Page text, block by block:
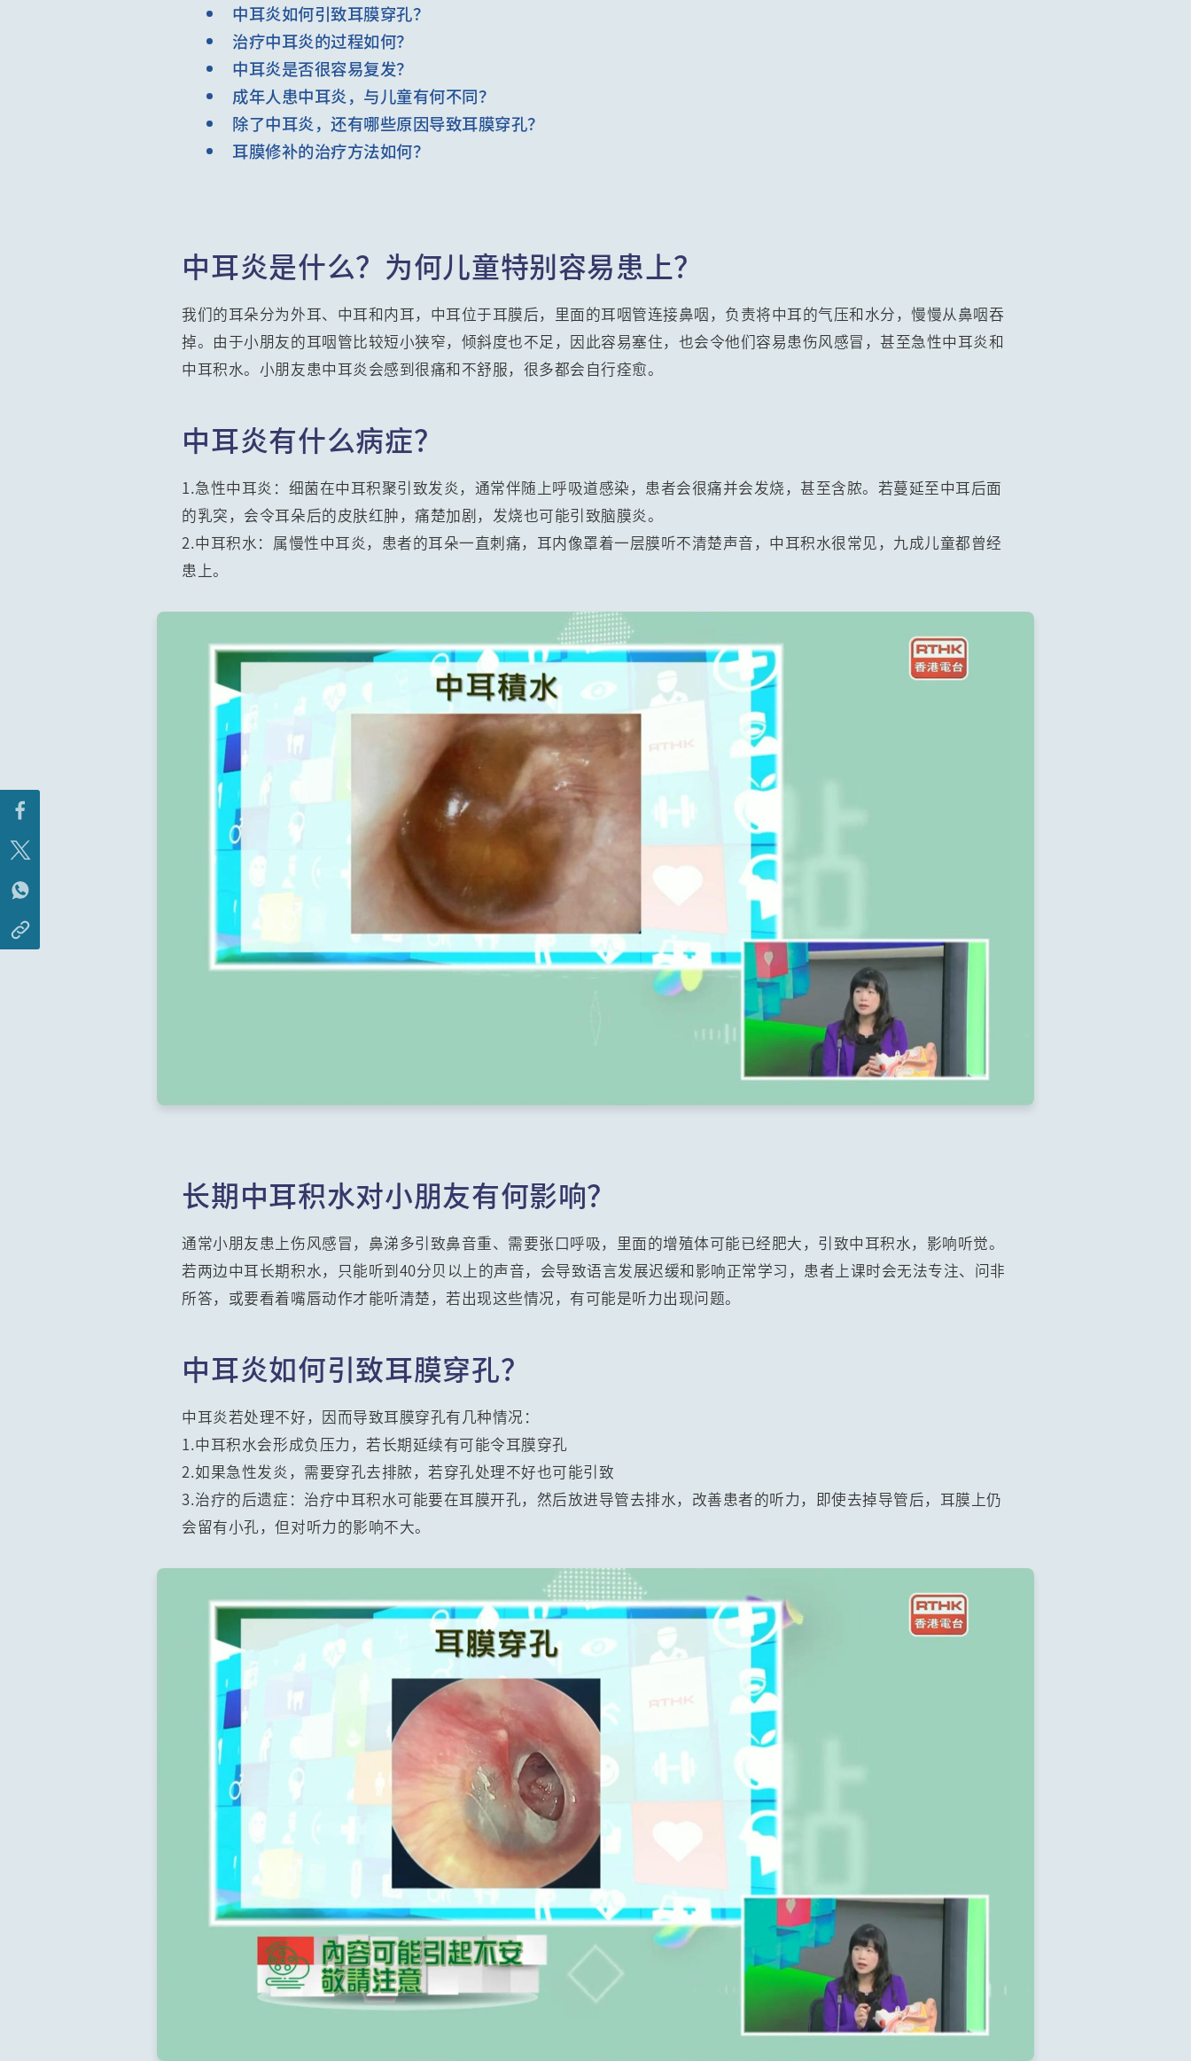
中耳炎如何引致耳膜穿孔？
治疗中耳炎的过程如何？
中耳炎是否很容易复发？
成年人患中耳炎，与儿童有何不同？
除了中耳炎，还有哪些原因导致耳膜穿孔？
耳膜修补的治疗方法如何？
中耳炎是什么？为何儿童特别容易患上？
我们的耳朵分为外耳、中耳和内耳，中耳位于耳膜后，里面的耳咽管连接鼻咽，负责将中耳的气压和水分，慢慢从鼻咽吞
掉。由于小朋友的耳咽管比较短小狭窄，倾斜度也不足，因此容易塞住，也会令他们容易患伤风感冒，甚至急性中耳炎和
中耳积水。小朋友患中耳炎会感到很痛和不舒服，很多都会自行痊愈。
中耳炎有什么病症？
1.急性中耳炎：细菌在中耳积聚引致发炎，通常伴随上呼吸道感染，患者会很痛并会发烧，甚至含脓。若蔓延至中耳后面
的乳突，会令耳朵后的皮肤红肿，痛楚加剧，发烧也可能引致脑膜炎。
2.中耳积水：属慢性中耳炎，患者的耳朵一直刺痛，耳内像罩着一层膜听不清楚声音，中耳积水很常见，九成儿童都曾经
患上。
长期中耳积水对小朋友有何影响？
通常小朋友患上伤风感冒，鼻涕多引致鼻音重、需要张口呼吸，里面的增殖体可能已经肥大，引致中耳积水，影响听觉。
若两边中耳长期积水，只能听到40分贝以上的声音，会导致语言发展迟缓和影响正常学习，患者上课时会无法专注、问非
所答，或要看着嘴唇动作才能听清楚，若出现这些情况，有可能是听力出现问题。
中耳炎如何引致耳膜穿孔？
中耳炎若处理不好，因而导致耳膜穿孔有几种情况：
1.中耳积水会形成负压力，若长期延续有可能令耳膜穿孔
2.如果急性发炎，需要穿孔去排脓，若穿孔处理不好也可能引致
3.治疗的后遗症：治疗中耳积水可能要在耳膜开孔，然后放进导管去排水，改善患者的听力，即使去掉导管后，耳膜上仍
会留有小孔，但对听力的影响不大。